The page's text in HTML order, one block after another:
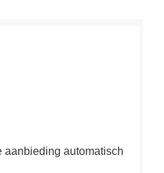
aanbieding automatisch